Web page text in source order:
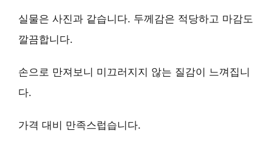
실물은 사진과 같습니다. 두께감은 적당하고 마감도
깔끔합니다.
손으로 만져보니 미끄러지지 않는 질감이 느껴집니
다.
가격 대비 만족스럽습니다.